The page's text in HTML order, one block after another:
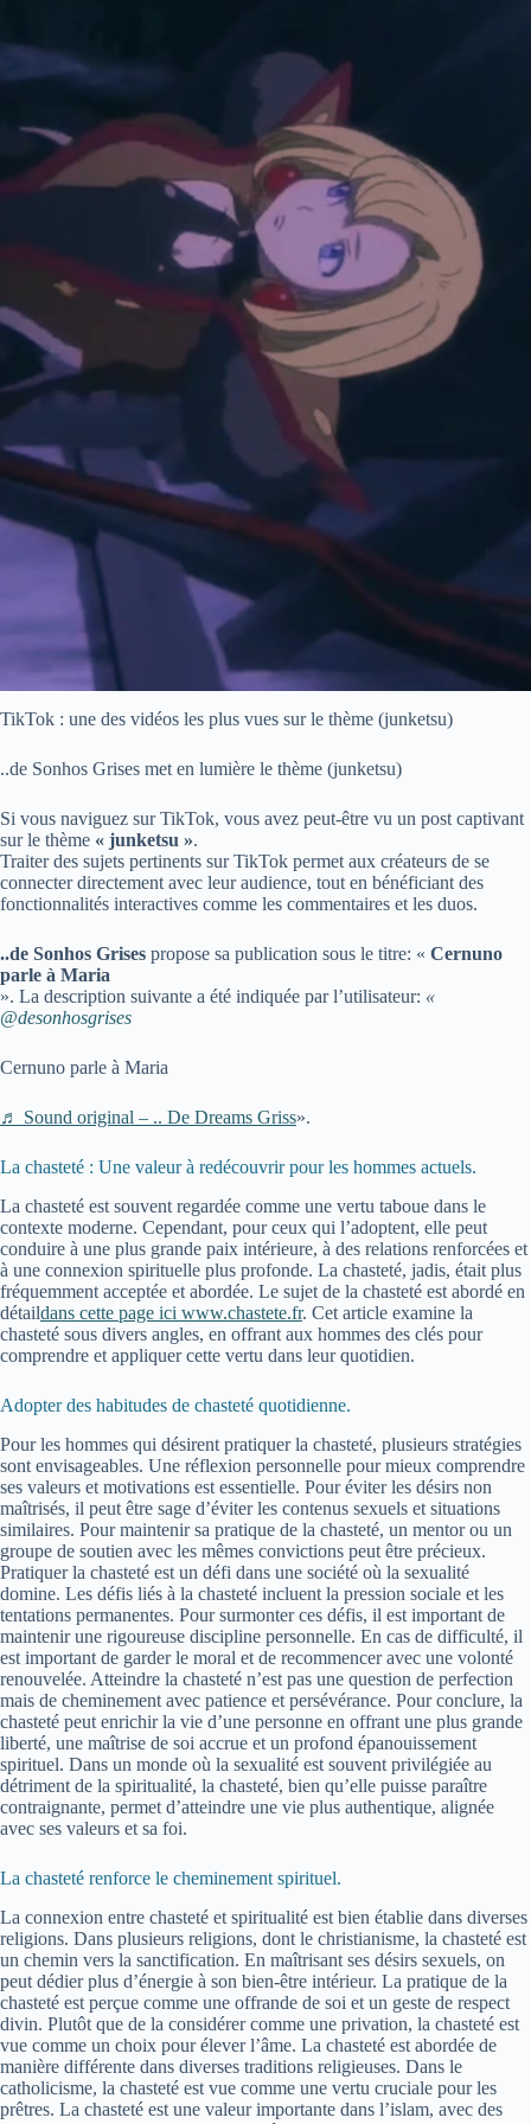
TikTok : une des vidéos les plus vues sur le thème (junketsu)
..de Sonhos Grises met en lumière le thème (junketsu)
Si vous naviguez sur TikTok, vous avez peut-être vu un post captivant
sur le thème « junketsu ».
Traiter des sujets pertinents sur TikTok permet aux créateurs de se
connecter directement avec leur audience, tout en bénéficiant des
fonctionnalités interactives comme les commentaires et les duos.
..de Sonhos Grises propose sa publication sous le titre: « Cernuno
parle à Maria
». La description suivante a été indiquée par l’utilisateur: «
@desonhosgrises
Cernuno parle à Maria
♬ Sound original – .. De Dreams Griss».
La chasteté : Une valeur à redécouvrir pour les hommes actuels.
La chasteté est souvent regardée comme une vertu taboue dans le
contexte moderne. Cependant, pour ceux qui l’adoptent, elle peut
conduire à une plus grande paix intérieure, à des relations renforcées et
à une connexion spirituelle plus profonde. La chasteté, jadis, était plus
fréquemment acceptée et abordée. Le sujet de la chasteté est abordé en
détaildans cette page ici www.chastete.fr. Cet article examine la
chasteté sous divers angles, en offrant aux hommes des clés pour
comprendre et appliquer cette vertu dans leur quotidien.
Adopter des habitudes de chasteté quotidienne.
Pour les hommes qui désirent pratiquer la chasteté, plusieurs stratégies
sont envisageables. Une réflexion personnelle pour mieux comprendre
ses valeurs et motivations est essentielle. Pour éviter les désirs non
maîtrisés, il peut être sage d’éviter les contenus sexuels et situations
similaires. Pour maintenir sa pratique de la chasteté, un mentor ou un
groupe de soutien avec les mêmes convictions peut être précieux.
Pratiquer la chasteté est un défi dans une société où la sexualité
domine. Les défis liés à la chasteté incluent la pression sociale et les
tentations permanentes. Pour surmonter ces défis, il est important de
maintenir une rigoureuse discipline personnelle. En cas de difficulté, il
est important de garder le moral et de recommencer avec une volonté
renouvelée. Atteindre la chasteté n’est pas une question de perfection
mais de cheminement avec patience et persévérance. Pour conclure, la
chasteté peut enrichir la vie d’une personne en offrant une plus grande
liberté, une maîtrise de soi accrue et un profond épanouissement
spirituel. Dans un monde où la sexualité est souvent privilégiée au
détriment de la spiritualité, la chasteté, bien qu’elle puisse paraître
contraignante, permet d’atteindre une vie plus authentique, alignée
avec ses valeurs et sa foi.
La chasteté renforce le cheminement spirituel.
La connexion entre chasteté et spiritualité est bien établie dans diverses
religions. Dans plusieurs religions, dont le christianisme, la chasteté est
un chemin vers la sanctification. En maîtrisant ses désirs sexuels, on
peut dédier plus d’énergie à son bien-être intérieur. La pratique de la
chasteté est perçue comme une offrande de soi et un geste de respect
divin. Plutôt que de la considérer comme une privation, la chasteté est
vue comme un choix pour élever l’âme. La chasteté est abordée de
manière différente dans diverses traditions religieuses. Dans le
catholicisme, la chasteté est vue comme une vertu cruciale pour les
prêtres. La chasteté est une valeur importante dans l’islam, avec des